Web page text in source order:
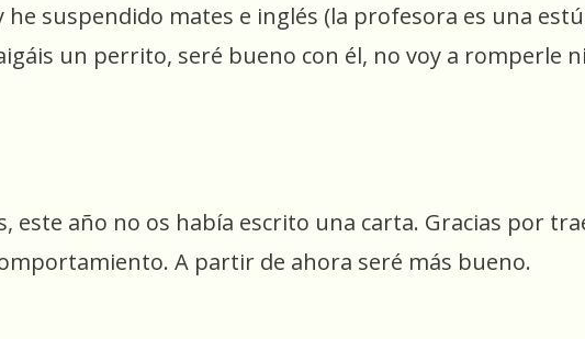
he suspendido mates e inglés (la profesora es una
un perrito, seré bueno con él, no voy a romperle
este año no os había escrito una carta. Gracias por
A partir de ahora seré más bueno.